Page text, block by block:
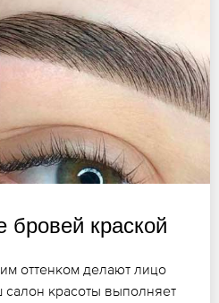
краской
оттенком делают лицо
красоты выполняет